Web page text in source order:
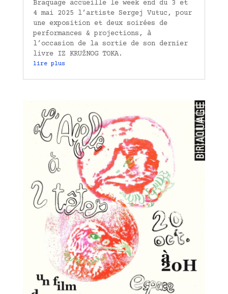
Braquage accueille le week end du 3 et
4 mai 2025 l’artiste Sergej Vutuc, pour
une exposition et deux soirées de
performances & projections, à
l’occasion de la sortie de son dernier
livre IZ KRUŽNOG TOKA.
lire plus